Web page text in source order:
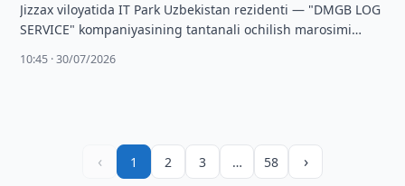
Jizzax viloyatida IT Park Uzbekistan rezidenti — "DMGB LOG
SERVICE" kompaniyasining tantanali ochilish marosimi
10:45 · 30/07/2026
‹ 1 2 3 … 58 ›